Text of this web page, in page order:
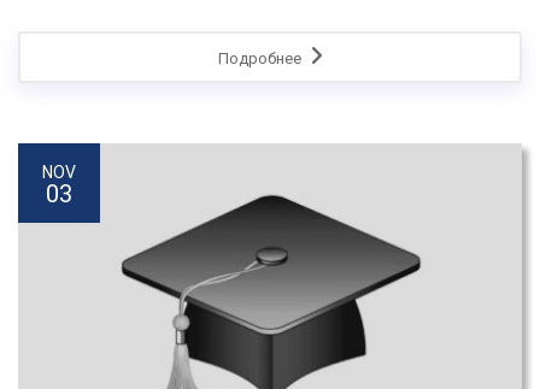
Подробнее
NOV
03